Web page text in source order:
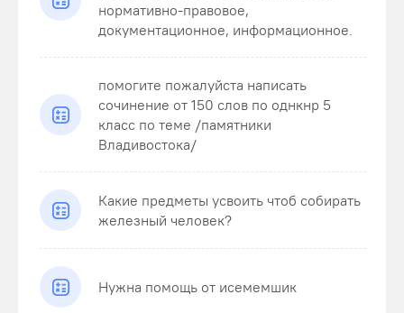
нормативно-правовое,
документационное, информационное.
помогите пожалуйста написать
сочинение от 150 слов по однкнр 5
класс по теме /памятники
Владивостока/
Какие предметы усвоить чтоб собирать
железный человек?
Нужна помощь от исемемшик